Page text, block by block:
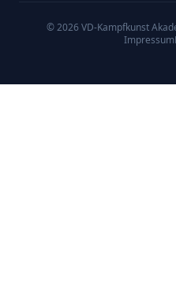
©2026 VD-Kampfkunst
Impressum